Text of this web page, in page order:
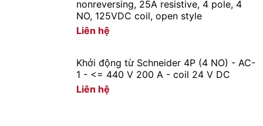
nonreversing, 25A resistive, 4 pole, 4
NO, 125VDC coil, open style
Liên hệ
Khởi động từ Schneider 4P (4 NO) - AC-
1 - <= 440 V 200 A - coil 24 V DC
Liên hệ